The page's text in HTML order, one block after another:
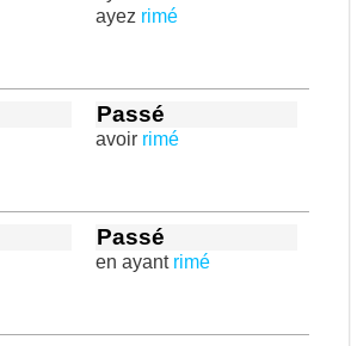
ayez rimé
Passé
avoir rimé
Passé
en ayant rimé